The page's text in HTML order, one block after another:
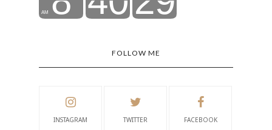
FOLLOW ME
INSTAGRAM TWITTER FACEBOOK